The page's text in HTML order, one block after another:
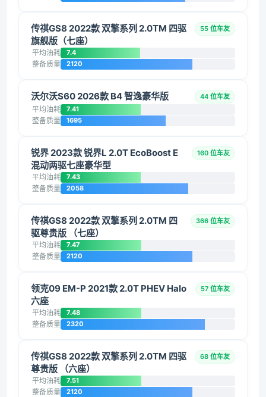
传祺GS8 2022款 双擎系列 2.0TM 四驱
旗舰版（七座）
55 位车友
平均油耗 7.4
整备质量 2120
沃尔沃S60 2026款 B4 智逸豪华版 44 位车友
平均油耗 7.41
整备质量 1695
锐界 2023款 锐界L 2.0T EcoBoost E
混动两驱七座豪华型
160 位车友
平均油耗 7.43
整备质量 2058
传祺GS8 2022款 双擎系列 2.0TM 四
驱尊贵版 （七座）
366 位车友
平均油耗 7.47
整备质量 2120
领克09 EM-P 2021款 2.0T PHEV Halo
六座
57 位车友
平均油耗 7.48
整备质量 2320
传祺GS8 2022款 双擎系列 2.0TM 四驱
尊贵版 （六座）
68 位车友
平均油耗 7.51
整备质量 2120